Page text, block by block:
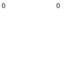
0 0